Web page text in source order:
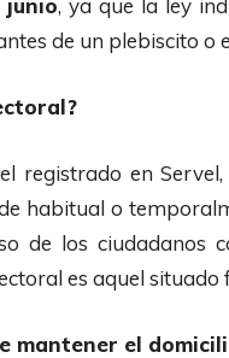
de un plebiscito o
registrado en
habitual o
de los ciudadanos
es aquel
mantener el